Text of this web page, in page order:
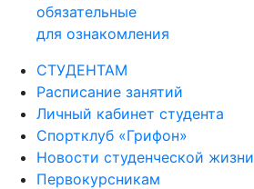
обязательные
для ознакомления
СТУДЕНТАМ
Расписание занятий
Личный кабинет студента
Спортклуб «Грифон»
Новости студенческой жизни
Первокурсникам